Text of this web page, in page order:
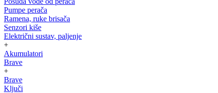
Pumpe perača
Ramena, ruke brisača
Senzori kiše
Električni sustav, paljenje
+
Akumulatori
Brave
+
Brave
Ključi